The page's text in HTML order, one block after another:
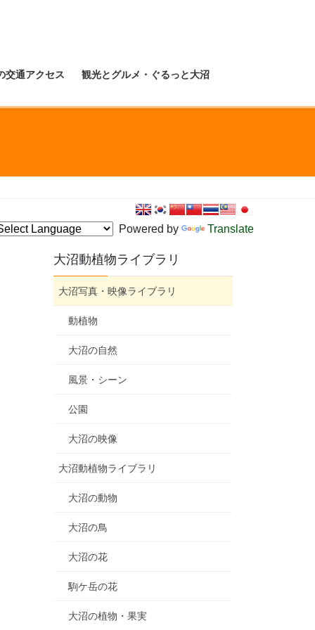
交通アクセス 観光とグルメ・ぐるっと大沼
Powered by Translate
大沼動植物ライブラリ
大沼写真・映像ライブラリ
動植物
大沼の自然
風景・シーン
公園
大沼の映像
大沼動植物ライブラリ
大沼の動物
大沼の鳥
大沼の花
駒ケ岳の花
大沼の植物・果実